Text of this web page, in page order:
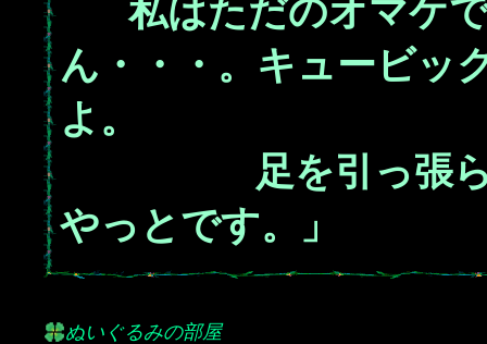
私はただのオマケ
ん・・・。キュービッ
よ。
足を引っ張らな
やっとです。」
ぬいぐるみの部屋